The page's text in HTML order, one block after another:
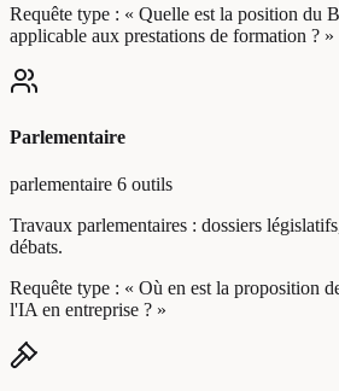
Requête type : « Quelle est la position du
applicable aux prestations de formation ? »
Parlementaire
parlementaire 6 outils
Travaux parlementaires : dossiers
débats.
Requête type : « Où en est la proposition
l'IA en entreprise ? »